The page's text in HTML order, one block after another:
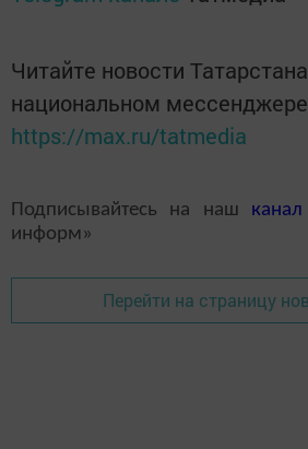
Читайте новости
национальном
https://max.ru/tatmedia
Подписывайтесь на наш канал
информ»
Перейти на страницу